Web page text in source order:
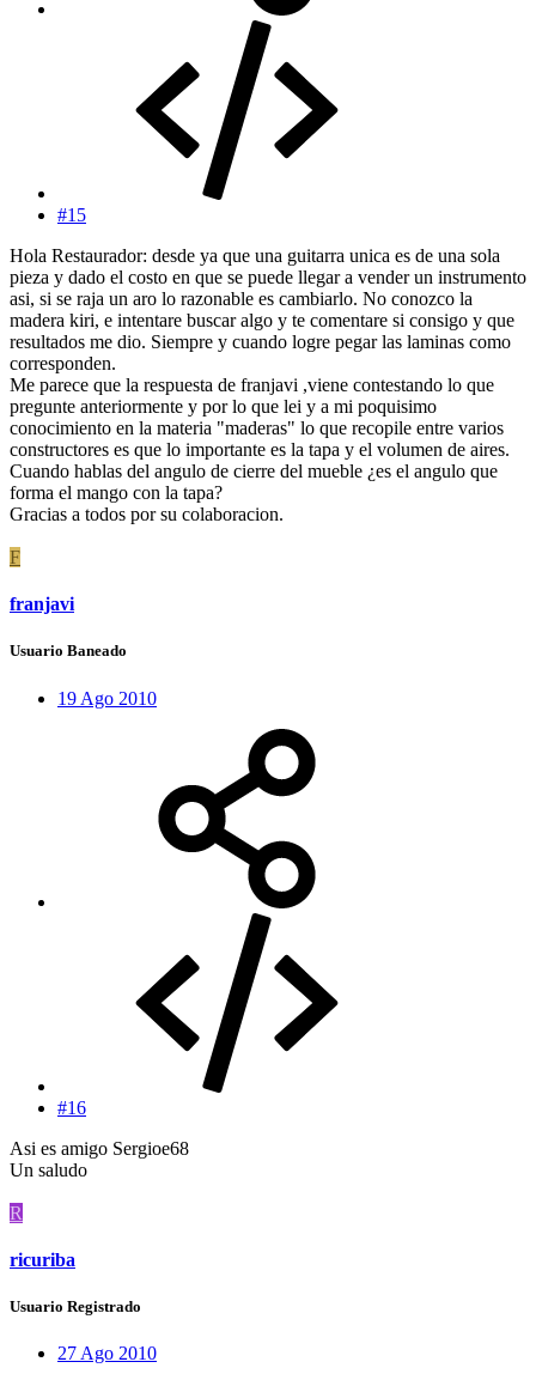
#15
Hola Restaurador: desde ya que una guitarra unica es de una sola
pieza y dado el costo en que se puede llegar a vender un instrumento
asi, si se raja un aro lo razonable es cambiarlo. No conozco la
madera kiri, e intentare buscar algo y te comentare si consigo y que
resultados me dio. Siempre y cuando logre pegar las laminas como
corresponden.
Me parece que la respuesta de franjavi ,viene contestando lo que
pregunte anteriormente y por lo que lei y a mi poquisimo
conocimiento en la materia "maderas" lo que recopile entre varios
constructores es que lo importante es la tapa y el volumen de aires.
Cuando hablas del angulo de cierre del mueble ¿es el angulo que
forma el mango con la tapa?
Gracias a todos por su colaboracion.
F
franjavi
Usuario Baneado
19 Ago 2010
#16
Asi es amigo Sergioe68
Un saludo
R
ricuriba
Usuario Registrado
27 Ago 2010